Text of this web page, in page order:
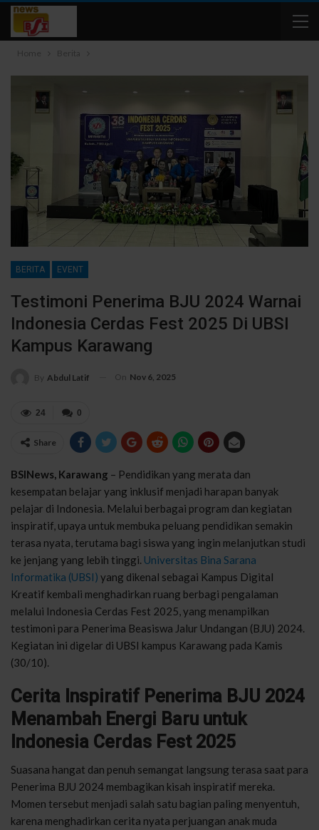
Home Berita
BERITA EVENT
Testimoni Penerima BJU 2024 Warnai
Indonesia Cerdas Fest 2025 Di UBSI
Kampus Karawang
By Abdul Latif On Nov 6, 2025
0
24
Share
BSINews, Karawang – Pendidikan yang merata dan
kesempatan belajar yang inklusif menjadi harapan banyak
pelajar di Indonesia. Melalui berbagai program dan kegiatan
inspiratif, upaya untuk membuka peluang pendidikan semakin
terasa nyata, terutama bagi siswa yang ingin melanjutkan studi
ke jenjang yang lebih tinggi. Universitas Bina Sarana
Informatika (UBSI) yang dikenal sebagai Kampus Digital
Kreatif kembali menghadirkan ruang berbagi pengalaman
melalui Indonesia Cerdas Fest 2025, yang menampilkan
testimoni para Penerima Beasiswa Jalur Undangan (BJU) 2024.
Kegiatan ini digelar di UBSI kampus Karawang pada Kamis
(30/10).
Cerita Inspiratif Penerima BJU 2024
Menambah Energi Baru untuk
Indonesia Cerdas Fest 2025
Suasana hangat dan penuh semangat langsung terasa saat para
Penerima BJU 2024 membagikan kisah inspiratif mereka.
Momen tersebut menjadi salah satu bagian paling menyentuh,
karena menghadirkan cerita nyata perjuangan anak muda